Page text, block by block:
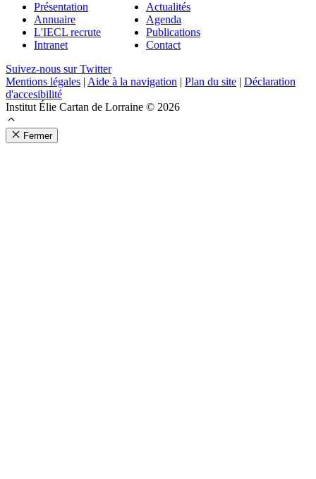
Présentation
Annuaire
L'IECL recrute
Intranet
Actualités
Agenda
Publications
Contact
Suivez-nous sur Twitter
Mentions légales | Aide à la navigation | Plan du site | Déclaration
d'accesibilité
Institut Élie Cartan de Lorraine © 2026
Fermer